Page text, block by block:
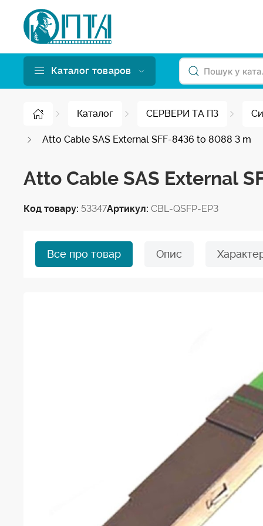
Каталог товаров
Каталог СЕРВЕРИ ТА ПЗ
Atto Cable SAS External SFF-8436 to 8088 3 m
Atto Cable SAS External
Код товару: 53347Артикул: CBL-QSFP-EP3
Все про товар Опис